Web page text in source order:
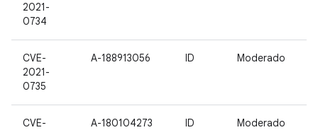
2021-
0734
CVE-
2021-
0735
A-188913056 ID Moderado
CVE-
A-180104273 ID Moderado